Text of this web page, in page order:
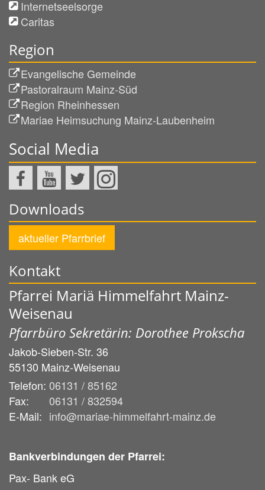
Internetseelsorge
Caritas
Region
Evangelische Gemeinde
Pastoralraum Mainz-Süd
Region Rheinhessen
Mariae Heimsuchung Mainz-Laubenheim
Social Media
Downloads
aktueller Pfarrbrief
Kontakt
Pfarrei Mariä Himmelfahrt Mainz-
Weisenau
Pfarrbüro Sekretärin: Dorothee Prokscha
Jakob-Sieben-Str. 36
55130 Mainz-Weisenau
Telefon: 06131 / 85162
Fax:
06131 / 832594
E-Mail: info@mariae-himmelfahrt-mainz.de
Bankverbindungen der Pfarrei:
Pax- Bank eG